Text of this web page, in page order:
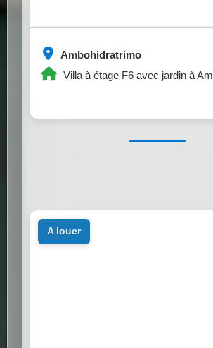
Ambohidratrimo
Villa à étage F6 avec jardin à
a louer